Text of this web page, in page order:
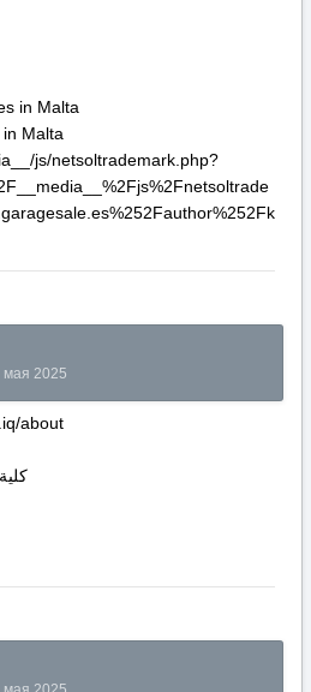
in Malta
Malta
js/netsoltrademark.php?
мая 2025
about